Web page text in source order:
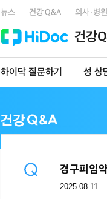
뉴스 건강 Q&A 의사·병
건강
하이닥 질문하기 성 상
경구피임
2025.08.11